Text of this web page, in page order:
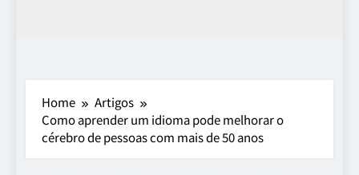
Home
Artigos
Como aprender um idioma pode melhorar o
cérebro de pessoas com mais de 50 anos